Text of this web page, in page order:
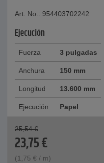
Art. No.: 954403702242
Ejecución
Fuerza 3 pulgadas
Anchura 150 mm
Longitud 13.600 mm
Ejecución Papel
25,54 €
23,75€
(1,75 € / m)